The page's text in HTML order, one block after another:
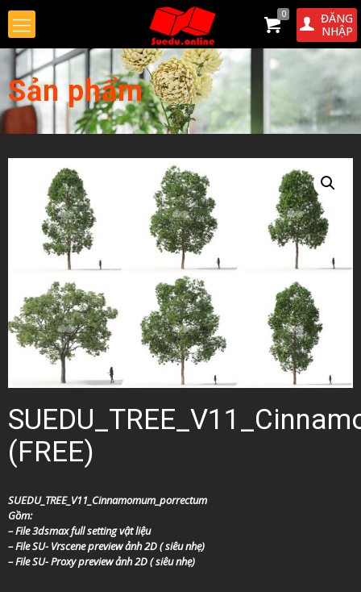
0
ĐĂNG
NHẬP
Sản phẩm
(FREE)
SUEDU_TREE_V11_Cinnamomum_porrectum
Gồm:
– File 3dsmax full setting vật liệu
– File SU- Vrscene preview ảnh 2D ( siêu nhẹ)
– File SU- Proxy preview ảnh 2D ( siêu nhẹ)